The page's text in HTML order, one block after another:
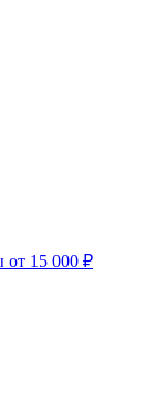
от 15 000 ₽